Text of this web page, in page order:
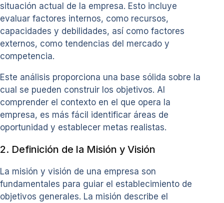
situación actual de la empresa. Esto incluye
evaluar factores internos, como recursos,
capacidades y debilidades, así como factores
externos, como tendencias del mercado y
competencia.
Este análisis proporciona una base sólida sobre la
cual se pueden construir los objetivos. Al
comprender el contexto en el que opera la
empresa, es más fácil identificar áreas de
oportunidad y establecer metas realistas.
2. Definición de la Misión y Visión
La misión y visión de una empresa son
fundamentales para guiar el establecimiento de
objetivos generales. La misión describe el